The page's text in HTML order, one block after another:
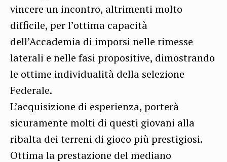
vincere un incontro, altrimenti molto
difficile, per l’ottima capacità
dell’Accademia di imporsi nelle rimesse
laterali e nelle fasi propositive, dimostrando
le ottime individualità della selezione
Federale.
L’acquisizione di esperienza, porterà
sicuramente molti di questi giovani alla
ribalta dei terreni di gioco più prestigiosi.
Ottima la prestazione del mediano